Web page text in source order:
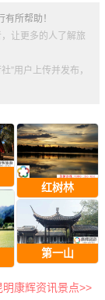
所帮助！
让更多的人了解旅
”用户上传并发布，
红树林
第一山
明康辉资讯景点>>